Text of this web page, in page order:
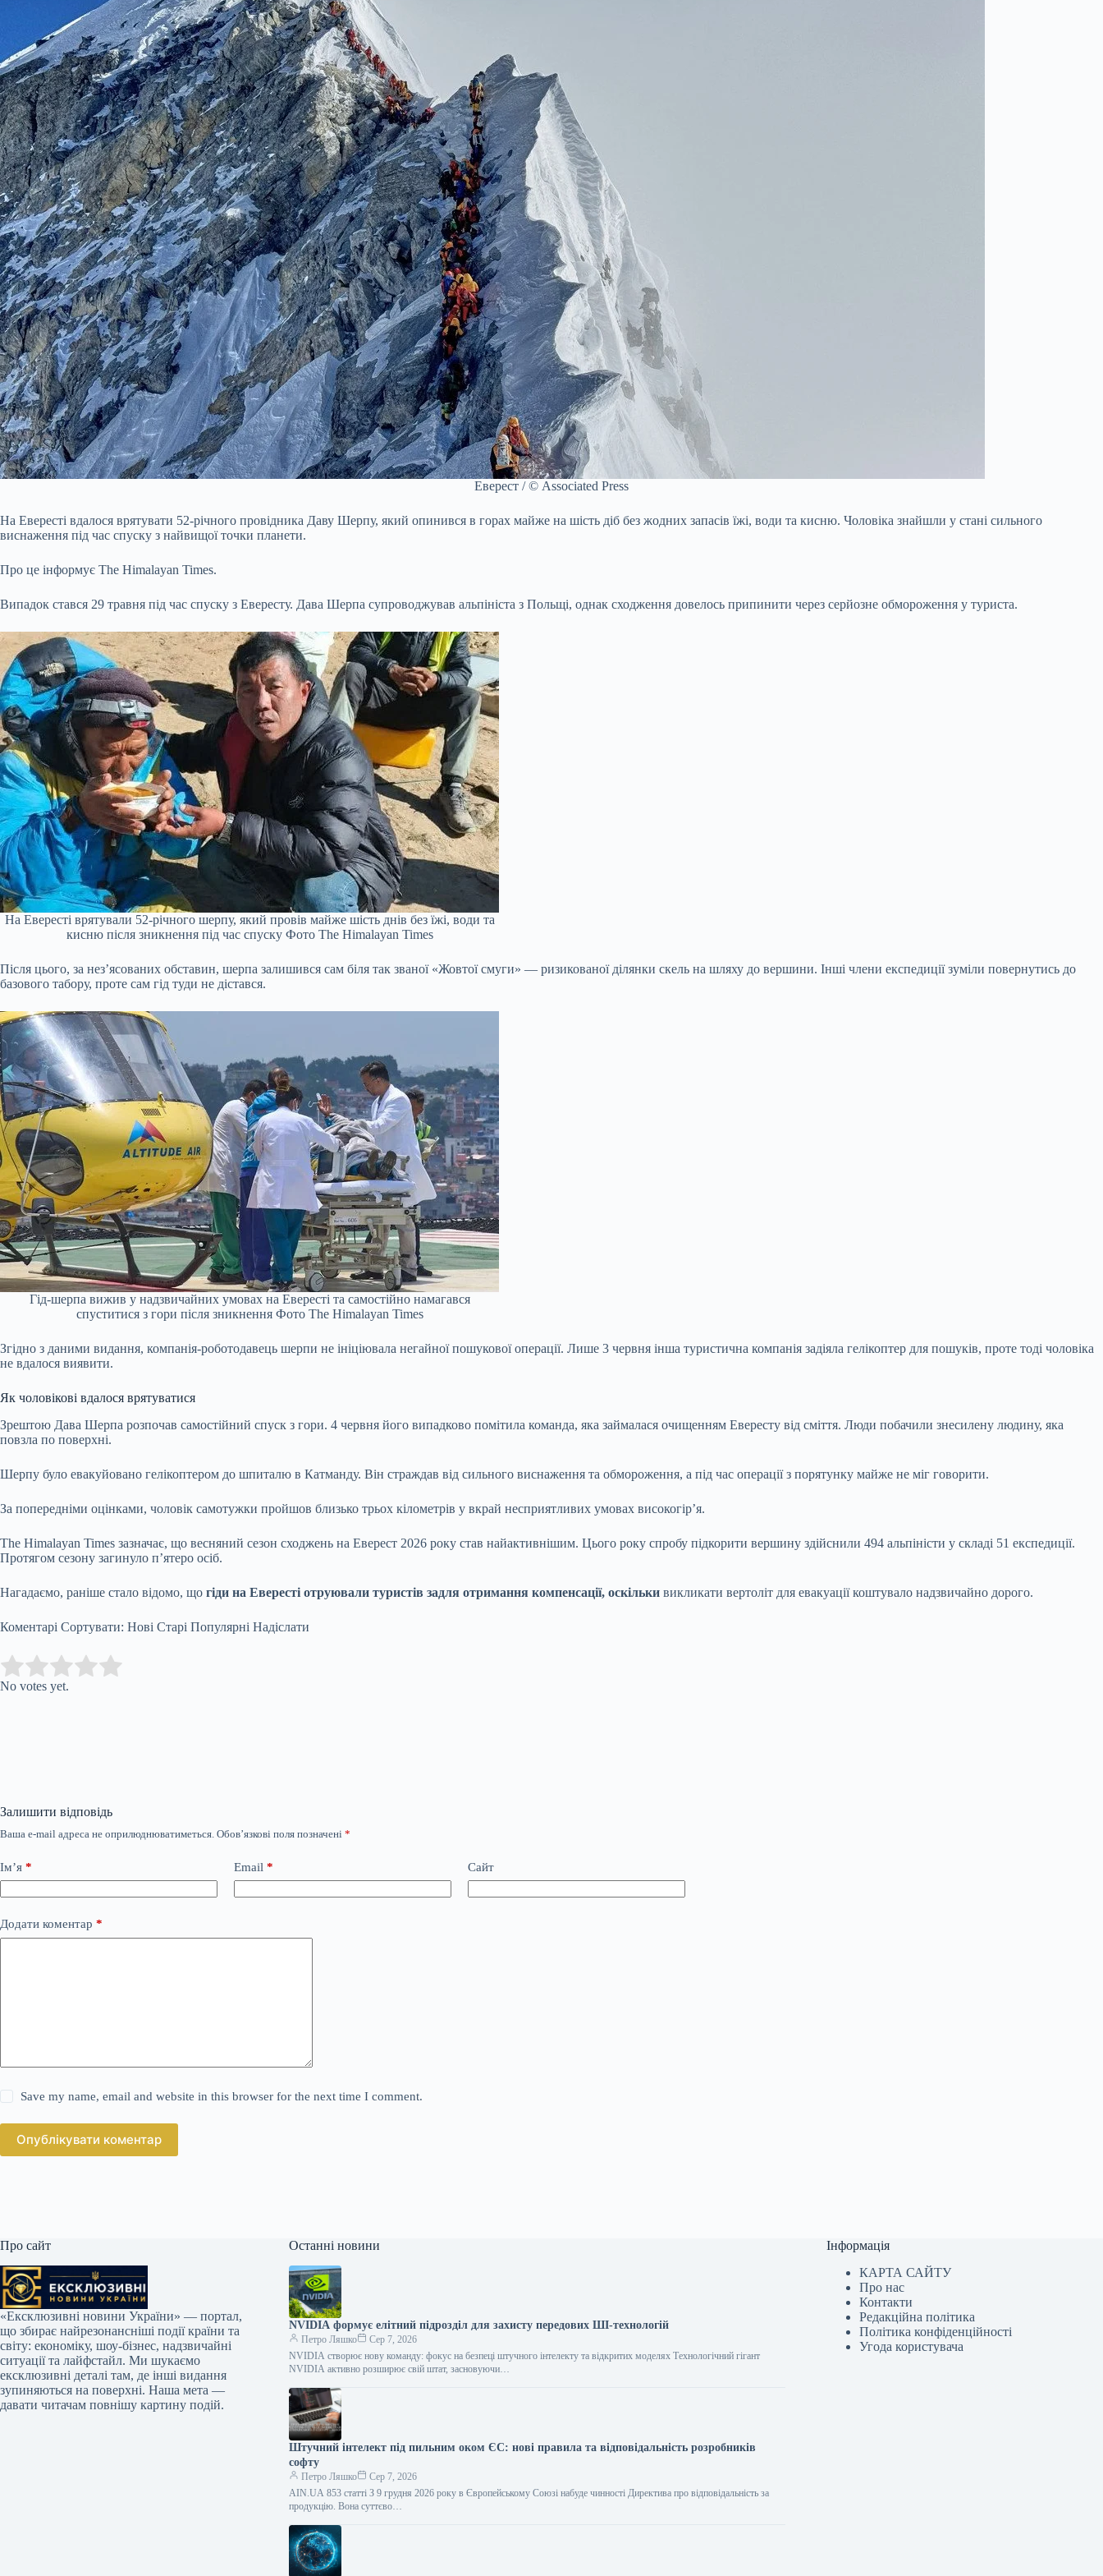
Еверест / © Associated Press
На Евересті вдалося врятувати 52-річного провідника Даву Шерпу, який опинився в горах майже на шість діб без жодних запасів їжі, води та кисню. Чоловіка знайшли у стані сильного
виснаження під час спуску з найвищої точки планети.
Про це інформує The Himalayan Times.
Випадок стався 29 травня під час спуску з Евересту. Дава Шерпа супроводжував альпініста з Польщі, однак сходження довелось припинити через серйозне обмороження у туриста.
На Евересті врятували 52-річного шерпу, який провів майже шість днів без їжі, води та
кисню після зникнення під час спуску Фото The Himalayan Times
Після цього, за нез’ясованих обставин, шерпа залишився сам біля так званої «Жовтої смуги» — ризикованої ділянки скель на шляху до вершини. Інші члени експедиції зуміли повернутись до
базового табору, проте сам гід туди не дістався.
Гід-шерпа вижив у надзвичайних умовах на Евересті та самостійно намагався
спуститися з гори після зникнення Фото The Himalayan Times
Згідно з даними видання, компанія-роботодавець шерпи не ініціювала негайної пошукової операції. Лише 3 червня інша туристична компанія задіяла гелікоптер для пошуків, проте тоді чоловіка
не вдалося виявити.
Як чоловікові вдалося врятуватися
Зрештою Дава Шерпа розпочав самостійний спуск з гори. 4 червня його випадково помітила команда, яка займалася очищенням Евересту від сміття. Люди побачили знесилену людину, яка
повзла по поверхні.
Шерпу було евакуйовано гелікоптером до шпиталю в Катманду. Він страждав від сильного виснаження та обмороження, а під час операції з порятунку майже не міг говорити.
За попередніми оцінками, чоловік самотужки пройшов близько трьох кілометрів у вкрай несприятливих умовах високогір’я.
The Himalayan Times зазначає, що весняний сезон сходжень на Еверест 2026 року став найактивнішим. Цього року спробу підкорити вершину здійснили 494 альпіністи у складі 51 експедиції.
Протягом сезону загинуло п’ятеро осіб.
Нагадаємо, раніше стало відомо, що гіди на Евересті отруювали туристів задля отримання компенсації, оскільки викликати вертоліт для евакуації коштувало надзвичайно дорого.
Коментарі Сортувати: Нові Старі Популярні Надіслати
Rate this item:
No votes yet.
Залишити відповідь
Ваша e-mail адреса не оприлюднюватиметься. Обов’язкові поля позначені *
Ім’я * Email * Сайт
Додати коментар *
Save my name, email and website in this browser for the next time I comment.
Опублікувати коментар
Про сайт
«Ексклюзивні новини України» — портал,
що збирає найрезонансніші події країни та
світу: економіку, шоу-бізнес, надзвичайні
ситуації та лайфстайл. Ми шукаємо
ексклюзивні деталі там, де інші видання
зупиняються на поверхні. Наша мета —
давати читачам повнішу картину подій.
Останні новини
NVIDIA формує елітний підрозділ для захисту передових ШІ-технологій
Петро Ляшко
Сер 7, 2026
NVIDIA створює нову команду: фокус на безпеці штучного інтелекту та відкритих моделях Технологічний гігант
NVIDIA активно розширює свій штат, засновуючи…
Штучний інтелект під пильним оком ЄС: нові правила та відповідальність розробників
софту
Петро Ляшко
Сер 7, 2026
AIN.UA 853 статті З 9 грудня 2026 року в Європейському Союзі набуде чинності Директива про відповідальність за
продукцію. Вона суттєво…
Інформація
КАРТА САЙТУ
Про нас
Контакти
Редакційна політика
Політика конфіденційності
Угода користувача